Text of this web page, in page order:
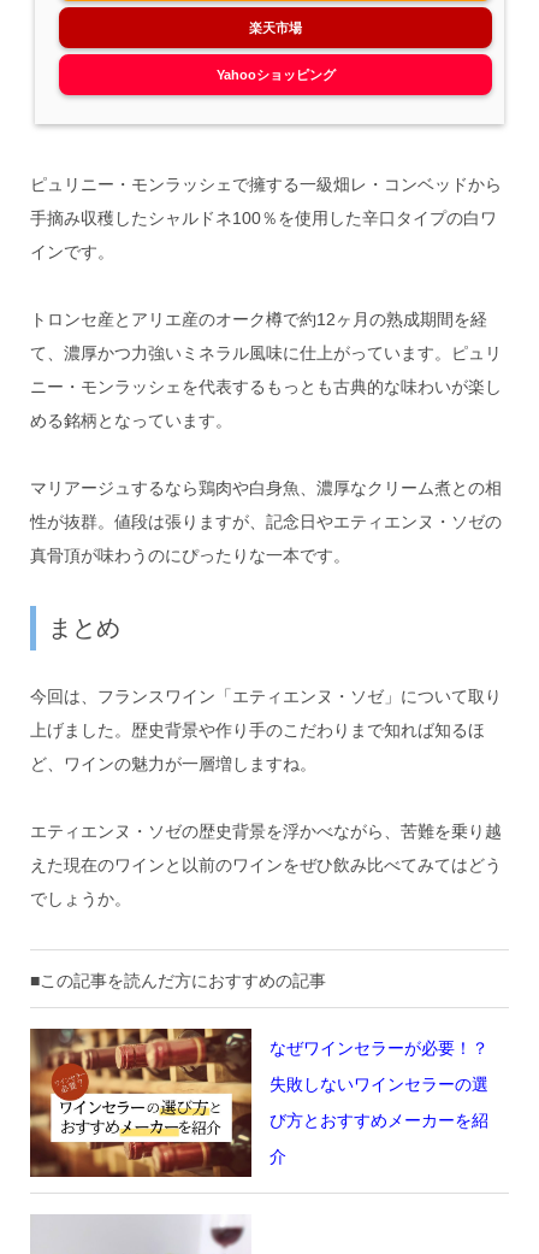
楽天市場
Yahooショッピング
ピュリニー・モンラッシェで擁する一級畑レ・コンベッドから
手摘み収穫したシャルドネ100％を使用した辛口タイプの白ワ
インです。
トロンセ産とアリエ産のオーク樽で約12ヶ月の熟成期間を経
て、濃厚かつ力強いミネラル風味に仕上がっています。ピュリ
ニー・モンラッシェを代表するもっとも古典的な味わいが楽し
める銘柄となっています。
マリアージュするなら鶏肉や白身魚、濃厚なクリーム煮との相
性が抜群。値段は張りますが、記念日やエティエンヌ・ソゼの
真骨頂が味わうのにぴったりな一本です。
まとめ
今回は、フランスワイン「エティエンヌ・ソゼ」について取り
上げました。歴史背景や作り手のこだわりまで知れば知るほ
ど、ワインの魅力が一層増しますね。
エティエンヌ・ソゼの歴史背景を浮かべながら、苦難を乗り越
えた現在のワインと以前のワインをぜひ飲み比べてみてはどう
でしょうか。
■この記事を読んだ方におすすめの記事
なぜワインセラーが必要！？
失敗しないワインセラーの選
び方とおすすめメーカーを紹
介